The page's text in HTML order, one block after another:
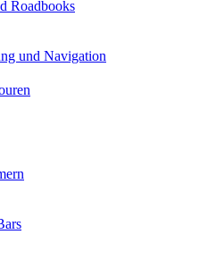
Roadbooks
und Navigation